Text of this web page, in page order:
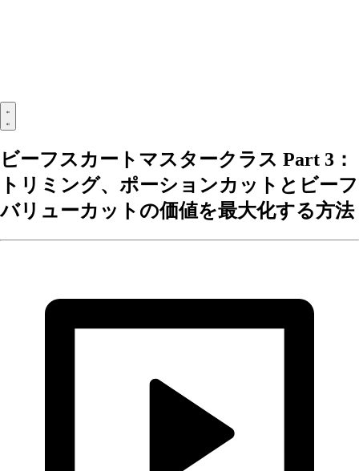
ビーフスカートマスタークラス Part 3：
トリミング、ポーションカットとビーフ
バリューカットの価値を最大化する方法